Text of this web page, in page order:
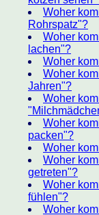
Woher
Rohrspatz"?
Woher
lachen"?
Woher
Woher
Jahren"?
Woher
Woher
packen"?
Woher
Woher
getreten"?
Woher
fühlen"?
Woher